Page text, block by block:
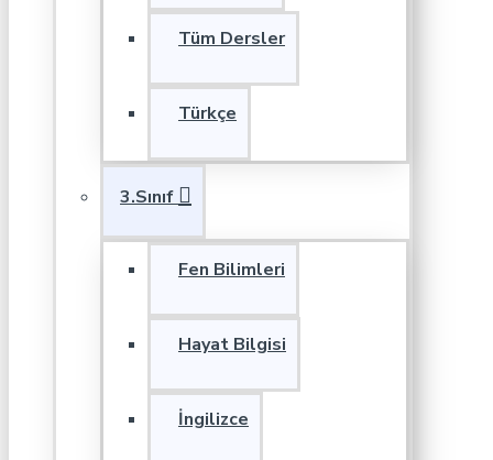
Tüm Dersler
Türkçe
3.Sınıf
Fen Bilimleri
Hayat Bilgisi
İngilizce